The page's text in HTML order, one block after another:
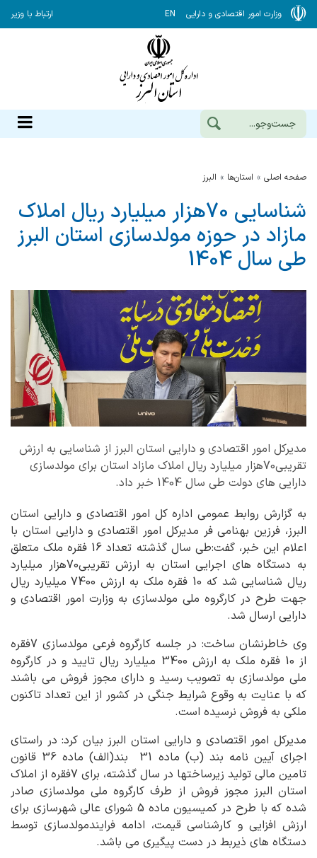
وزارت امور اقتصادی و دارایی EN ارتباط با وزیر
صفحه اصلی استان‌ها البرز
شناسایی 70هزار میلیارد ریال املاک
مازاد در حوزه مولدسازی استان البرز
طی سال 1404
مدیرکل امور اقتصادی و دارایی استان البرز از شناسایی به ارزش
تقریبی70هزار میلیارد ریال املاک مازاد استان برای مولدسازی
دارایی های دولت طی سال 1404 خبر داد.
به گزارش روابط عمومی اداره کل امور اقتصادی و دارایی استان
البرز، فرزین بهنامی فر مدیرکل امور اقتصادی و دارایی استان با
اعلام این خبر، گفت:طی سال گذشته تعداد 16 فقره ملک متعلق
به دستگاه های اجرایی استان به ارزش تقریبی70هزار میلیارد
ریال شناسایی شد که 10 فقره ملک به ارزش 7400 میلیارد ریال
جهت طرح در کارگروه ملی مولدسازی به وزارت امور اقتصادی و
دارایی ارسال شد.
وی خاطرنشان ساخت: در جلسه کارگروه فرعی مولدسازی 7فقره
از 10 فقره ملک به ارزش 3400 میلیارد ریال تایید و در کارگروه
ملی مولدسازی به تصویب رسید و دارای مجوز فروش می باشند
که با عنایت به وقوع شرایط جنگی در کشور از این تعداد تاکنون
ملکی به فروش نرسیده است.
مدیرکل امور اقتصادی و دارایی استان البرز بیان کرد: در راستای
اجرای آیین نامه بند (ب) ماده 31 بند(الف) ماده 36 قانون
تامین مالی تولید زیرساختها در سال گذشته، برای 7فقره از املاک
استان البرز مجوز فروش از طرف کارگروه ملی مولدسازی صادر
شده که با طرح در کمیسیون ماده 5 شورای عالی شهرسازی برای
ارزش افزایی و کارشناسی قیمت، ادامه فرایندمولدسازی توسط
دستگاه های ذیربط در دست پیگیری می باشد.